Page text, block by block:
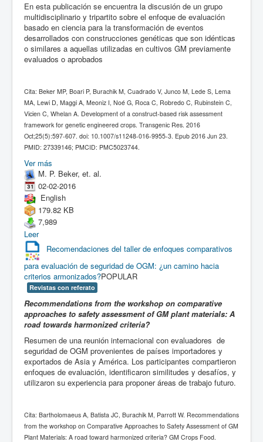
En esta publicación se encuentra la discusión de un grupo
multidisciplinario y tripartito sobre el enfoque de evaluación
basado en ciencia para la transformación de eventos
desarrollados con construcciones genéticas que son idénticas
o similares a aquellas utilizadas en cultivos GM previamente
evaluados o aprobados
Cita: Beker MP, Boari P, Burachik M, Cuadrado V, Junco M, Lede S, Lema
MA, Lewi D, Maggi A, Meoniz I, Noé G, Roca C, Robredo C, Rubinstein C,
Vicien C, Whelan A. Development of a construct-based risk assessment
framework for genetic engineered crops. Transgenic Res. 2016
Oct;25(5):597-607. doi: 10.1007/s11248-016-9955-3. Epub 2016 Jun 23.
PMID: 27339146; PMCID: PMC5023744.
Ver más
M. P. Beker, et. al.
02-02-2016
English
179.82 KB
7,989
Leer
Recomendaciones del taller de enfoques comparativos
para evaluación de seguridad de OGM: ¿un camino hacia
criterios armonizados?POPULAR
Revistas con referato
Recommendations from the workshop on comparative
approaches to safety assessment of GM plant materials: A
road towards harmonized criteria?
Resumen de una reunión internacional con evaluadores de
seguridad de OGM provenientes de países importadores y
exportados de Asia y América. Los participantes compartieron
enfoques de evaluación, identificaron similitudes y desafíos, y
utilizaron su experiencia para proponer áreas de trabajo futuro.
Cita: Bartholomaeus A, Batista JC, Burachik M, Parrott W. Recommendations
from the workshop on Comparative Approaches to Safety Assessment of GM
Plant Materials: A road toward harmonized criteria? GM Crops Food.